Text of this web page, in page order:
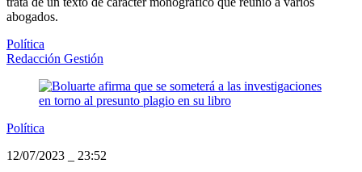
abogados.
Política
Redacción Gestión
Política
12/07/2023
23:52